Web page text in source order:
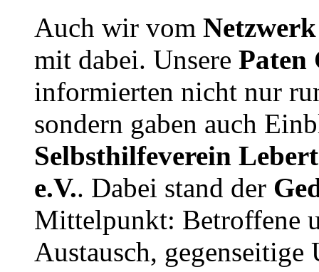
Auch wir vom
mit dabei. Unsere Paten
informierten nicht nur
sondern gaben auch
Selbsthilfeverein
e.V.. Dabei stand der
Mittelpunkt: Betroffene
Austausch, gegenseitige